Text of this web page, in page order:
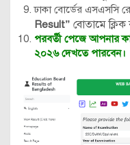
ঢাকা বোর্ডের এসএসসি
Result” বোতামে
পরবর্তী পেজে আপনার
২০২৬ দেখতে পারবেন।